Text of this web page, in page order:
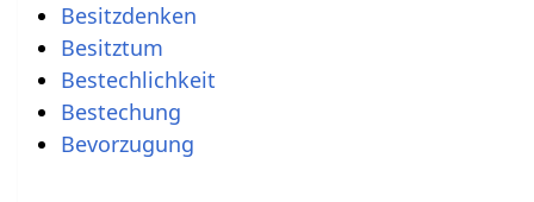
Besitzdenken
Besitztum
Bestechlichkeit
Bestechung
Bevorzugung